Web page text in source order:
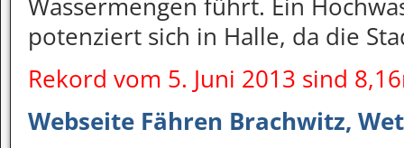
Wassermengen führt. Ein
potenziert sich in Halle, da die
Rekord vom 5. Juni 2013 sind
Webseite Fähren Brachwitz,